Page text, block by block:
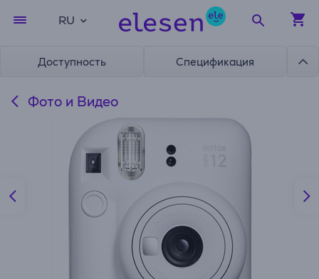
RU
Доступность Спецификация
Фото и Видео